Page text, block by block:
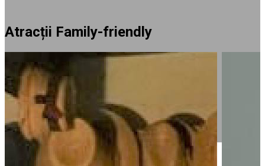
Atracții Family-friendly